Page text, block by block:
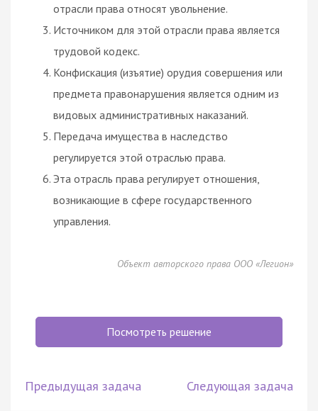
отрасли права относят увольнение.
Источником для этой отрасли права является
трудовой кодекс.
Конфискация (изъятие) орудия совершения или
предмета правонарушения является одним из
видовых административных наказаний.
Передача имущества в наследство
регулируется этой отраслью права.
Эта отрасль права регулирует отношения,
возникающие в сфере государственного
управления.
Объект авторского права ООО «Легион»
Посмотреть решение
Предыдущая задача Следующая задача